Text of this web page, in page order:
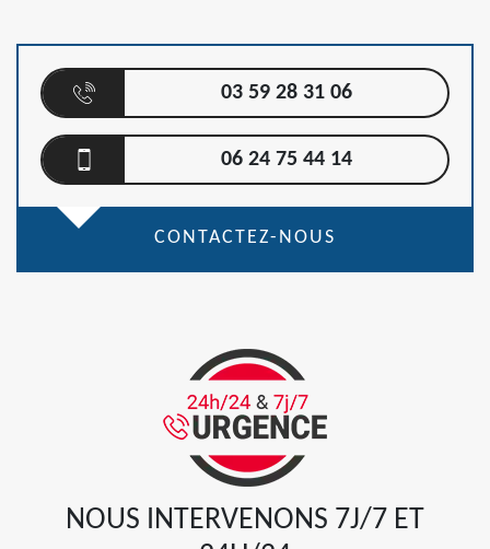
03 59 28 31 06
06 24 75 44 14
CONTACTEZ-NOUS
NOUS INTERVENONS 7J/7 ET